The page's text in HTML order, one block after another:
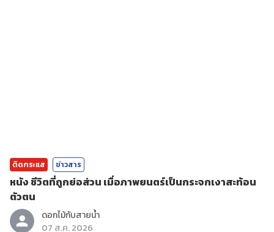
ติดกระแส ข่าวสาร
หนัง ชีวิตที่ถูกย่อส่วน เมื่อภาพยนตร์เป็นกระจกเงาสะท้อน
ตัวตน
ดอกไม้กับสายน้ำ
07 ส.ค. 2026